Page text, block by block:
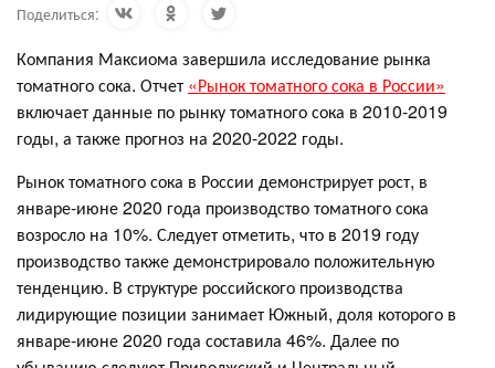
Поделиться:
Компания Максиома завершила исследование рынка
томатного сока. Отчет «Рынок томатного сока в России»
включает данные по рынку томатного сока в 2010-2019
годы, а также прогноз на 2020-2022 годы.
Рынок томатного сока в России демонстрирует рост, в
январе-июне 2020 года производство томатного сока
возросло на 10%. Следует отметить, что в 2019 году
производство также демонстрировало положительную
тенденцию. В структуре российского производства
лидирующие позиции занимает Южный, доля которого в
январе-июне 2020 года составила 46%. Далее по